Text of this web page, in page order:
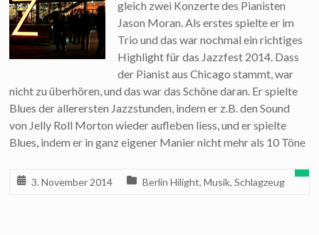
gleich zwei Konzerte des Pianisten
Jason Moran. Als erstes spielte er im
Trio und das war nochmal ein richtiges
Highlight für das Jazzfest 2014. Dass
der Pianist aus Chicago stammt, war
nicht zu überhören, und das war das Schöne daran. Er spielte
Blues der allerersten Jazzstunden, indem er z.B. den Sound
von Jelly Roll Morton wieder aufleben liess, und er spielte
Blues, indem er in ganz eigener Manier nicht mehr als 10 Töne
3. November 2014 Berlin Hilight,Musik,Schlagzeug